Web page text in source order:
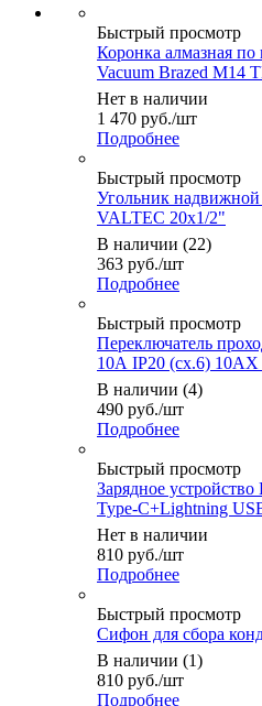
Быстрый просмотр
Коронка алмазная
Vacuum Brazed M14
Нет в наличии
1 470 руб./шт
Подробнее
Быстрый просмотр
Угольник надвижной
VALTEC 20х1/2"
В наличии (22)
363 руб./шт
Подробнее
Быстрый просмотр
Переключатель
10А IP20 (сх.6) 10AX
В наличии (4)
490 руб./шт
Подробнее
Быстрый просмотр
Зарядное
Type-C+Lightning
Нет в наличии
810 руб./шт
Подробнее
Быстрый просмотр
Сифон для сбора
В наличии (1)
810 руб./шт
Подробнее